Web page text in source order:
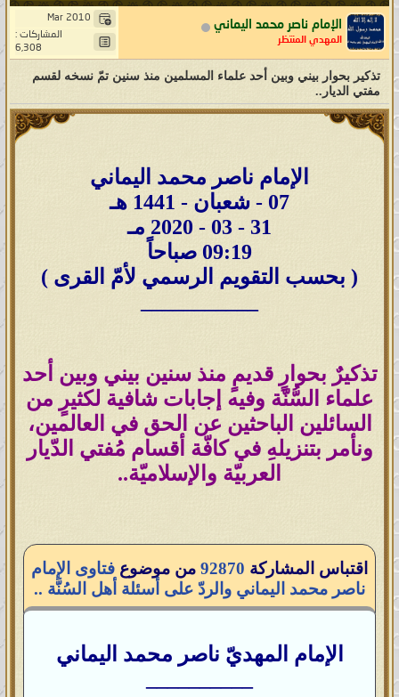
الإمام ناصر محمد اليماني
المهدي المنتظر
Mar 2010
المشاركات :
6,308
تذكير بحوار بيني وبين أحد علماء المسلمين منذ سنين تمّ نسخه لقسم
مفتي الديار..
الإمام ناصر محمد اليماني
07 - شعبان - 1441 هـ
31 - 03 - 2020 مـ
09:19 صباحاً
( بحسب التقويم الرسمي لأمّ القرى )
تذكيرٌ بحوارٍ قديمٍ منذ سنين بيني وبين أحد
علماء السُّنّة وفيه إجابات شافية لكثيرٍ من
السائلين الباحثين عن الحق في العالمين،
ونأمر بتنزيلهِ في كافّة أقسام مُفتي الدّيار
العربيّة والإسلاميّة..
اقتباس المشاركة 92870 من موضوع فتاوى الإمام
ناصر محمد اليماني والردّ على أسئلة أهل السُنَّة ..
الإمام المهديّ ناصر محمد اليماني